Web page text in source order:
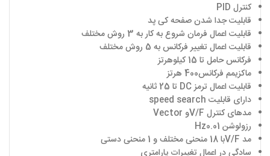
کنترل PID
قابلیت جدا شدن صفحه کی پد
قابلیت اعمال فرمان شروع به کار به 3 روش مختلف
قابلیت اعمال تغییر فرکانس به 5 روش مختلف
فرکانس حامل تا 15 کیلوهرتز
ماکزیمم فرکانس400 هرتز
قابلیت اعمال ترمزDC تا 25 ثانیه
دارای قابلیت speed search
مدهای کنترل V/Fو Vector
رزولوشن 0.01
Hz
مد V/Fبا 18 منحنی مختلف و 1 منحنی دستی